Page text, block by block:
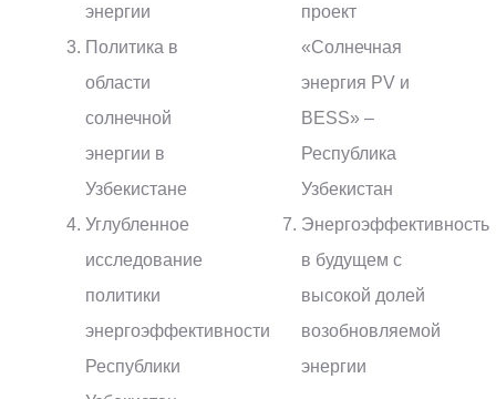
энергии
Политика в
области
солнечной
энергии в
Узбекистане
Углубленное
исследование
политики
энергоэффективности
Республики
проект
«Солнечная
энергия PV и
BESS» –
Республика
Узбекистан
Энергоэффективность
в будущем с
высокой долей
возобновляемой
энергии